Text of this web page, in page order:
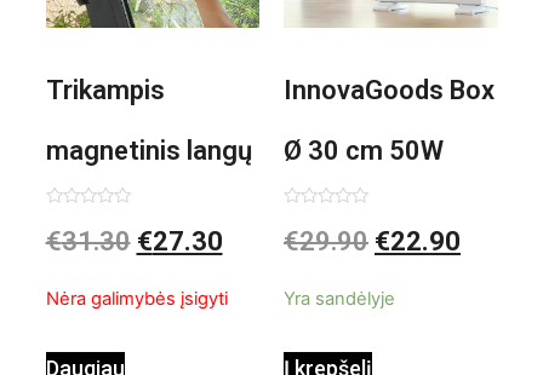
Trikampis
magnetinis langų
valiklis Klinmag
0
iš
€31.30 €27.30
Nėra galimybės įsigyti
Daugiau
InnovaGoods Box
Ø 30 cm 50W
Baltai pilkas
0
iš
€29.90 €22.90
Yra sandėlyje
Į krepšelį